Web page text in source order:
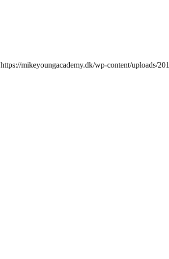
https://mikeyoungacademy.dk/wp-content/uploads/